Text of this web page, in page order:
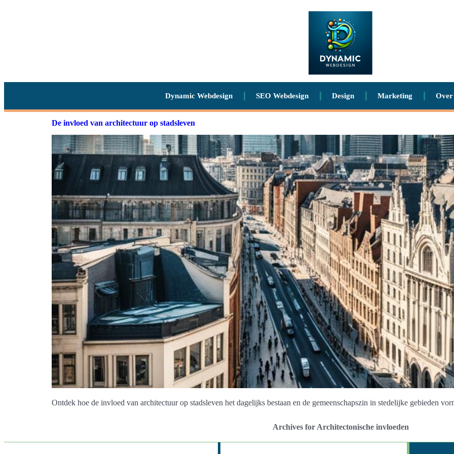
Dynamic Webdesign SEO Webdesign Design Marketing Over
De invloed van architectuur op stadsleven
Ontdek hoe de invloed van architectuur op stadsleven het dagelijks bestaan en de gemeenschapszin in stedelijke gebieden
Archives for Architectonische invloeden